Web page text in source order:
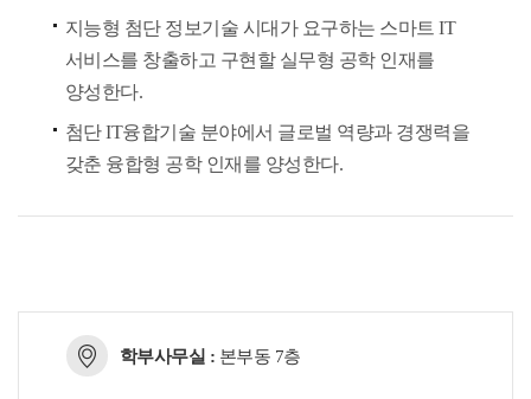
지능형 첨단 정보기술 시대가 요구하는 스마트 IT
서비스를 창출하고 구현할 실무형 공학 인재를
양성한다.
첨단 IT융합기술 분야에서 글로벌 역량과 경쟁력을
갖춘 융합형 공학 인재를 양성한다.
학부사무실 : 본부동 7층